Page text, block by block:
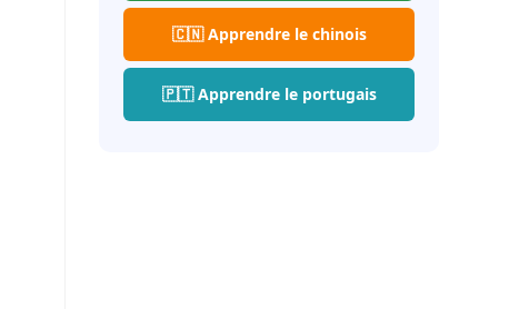
🇨🇳 Apprendre le chinois
🇵🇹 Apprendre le portugais